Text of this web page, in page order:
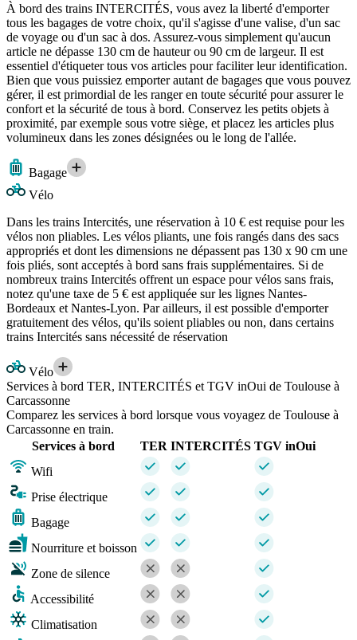
À bord des trains INTERCITÉS, vous avez la liberté d'emporter
tous les bagages de votre choix, qu'il s'agisse d'une valise, d'un sac
de voyage ou d'un sac à dos. Assurez-vous simplement qu'aucun
article ne dépasse 130 cm de hauteur ou 90 cm de largeur. Il est
essentiel d'étiqueter tous vos articles pour faciliter leur identification.
Bien que vous puissiez emporter autant de bagages que vous pouvez
gérer, il est primordial de les ranger en toute sécurité pour assurer le
confort et la sécurité de tous à bord. Conservez les petits objets à
proximité, par exemple sous votre siège, et placez les articles plus
volumineux dans les zones désignées ou le long de l'allée.
Bagage
Vélo
Dans les trains Intercités, une réservation à 10 € est requise pour les
vélos non pliables. Les vélos pliants, une fois rangés dans des sacs
appropriés et dont les dimensions ne dépassent pas 130 x 90 cm une
fois pliés, sont acceptés à bord sans frais supplémentaires. Si de
nombreux trains Intercités offrent un espace pour vélos sans frais,
notez qu'une taxe de 5 € est appliquée sur les lignes Nantes-
Bordeaux et Nantes-Lyon. Par ailleurs, il est possible d'emporter
gratuitement des vélos, qu'ils soient pliables ou non, dans certains
trains Intercités sans nécessité de réservation
Vélo
Services à bord TER, INTERCITÉS et TGV inOui de Toulouse à
Carcassonne
Comparez les services à bord lorsque vous voyagez de Toulouse à
Carcassonne en train.
Services à bord
TER INTERCITÉS TGV inOui
Wifi
Prise électrique
Bagage
Nourriture et boisson
Zone de silence
Accessibilité
Climatisation